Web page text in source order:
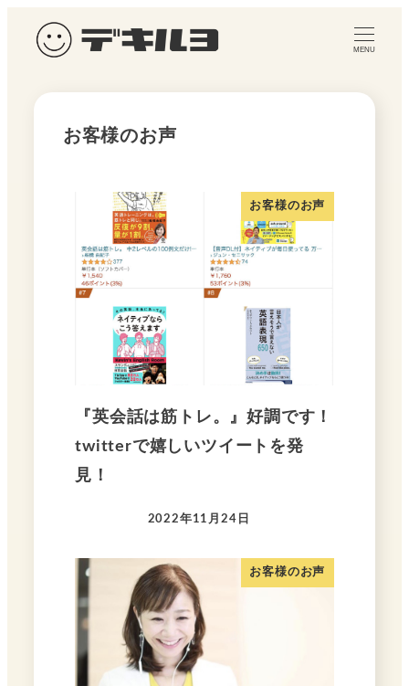
MENU
お客様のお声
お客様のお声
『英会話は筋トレ。』好調です！
twitterで嬉しいツイートを発
見！
2022年11月24日
お客様のお声